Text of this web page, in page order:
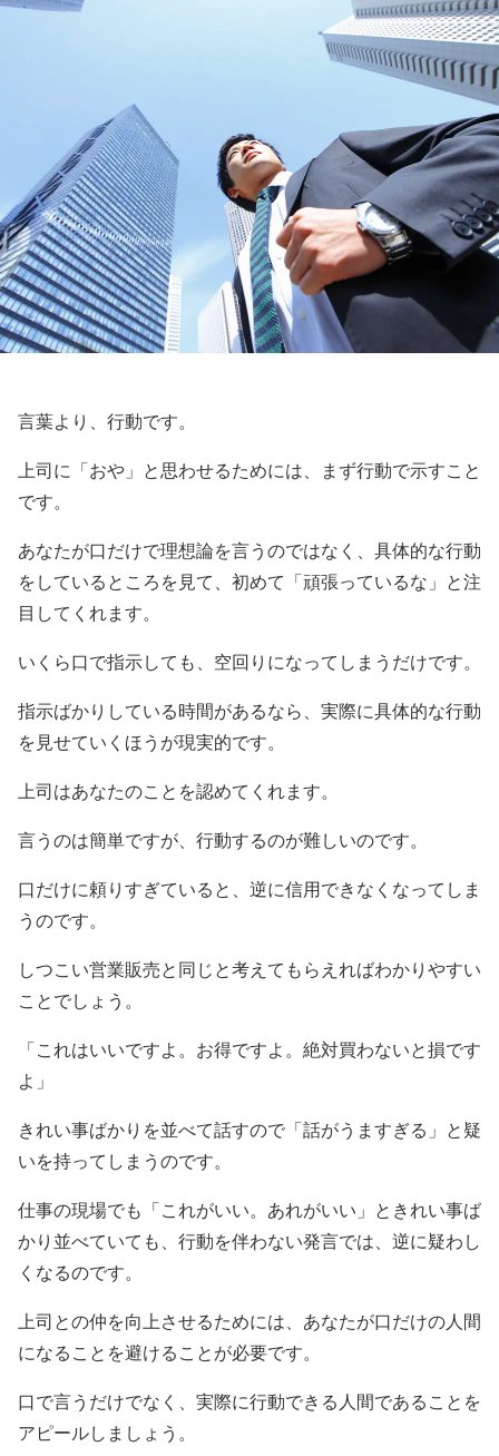
言葉より、行動です。
上司に「おや」と思わせるためには、まず行動で示すこと
です。
あなたが口だけで理想論を言うのではなく、具体的な行動
をしているところを見て、初めて「頑張っているな」と注
目してくれます。
いくら口で指示しても、空回りになってしまうだけです。
指示ばかりしている時間があるなら、実際に具体的な行動
を見せていくほうが現実的です。
上司はあなたのことを認めてくれます。
言うのは簡単ですが、行動するのが難しいのです。
口だけに頼りすぎていると、逆に信用できなくなってしま
うのです。
しつこい営業販売と同じと考えてもらえればわかりやすい
ことでしょう。
「これはいいですよ。お得ですよ。絶対買わないと損です
よ」
きれい事ばかりを並べて話すので「話がうますぎる」と疑
いを持ってしまうのです。
仕事の現場でも「これがいい。あれがいい」ときれい事ば
かり並べていても、行動を伴わない発言では、逆に疑わし
くなるのです。
上司との仲を向上させるためには、あなたが口だけの人間
になることを避けることが必要です。
口で言うだけでなく、実際に行動できる人間であることを
アピールしましょう。